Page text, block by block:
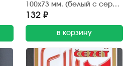
100х73 мм. (белый с серой
окантовкой) 2 шт.
132 ₽
в корзину